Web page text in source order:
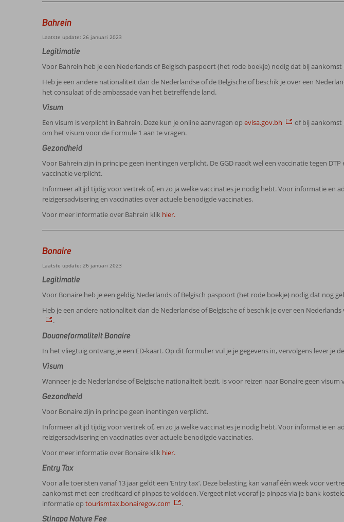
Bahrein
Laatste update: 26 januari 2023
Legitimatie
Voor Bahrein heb je een Nederlands of Belgisch paspoort (het rode boekje) nodig dat bij
Heb je een andere nationaliteit dan de Nederlandse of de Belgische of beschik je over een
het consulaat of de ambassade van het betreffende land.
Visum
Een visum is verplicht in Bahrein. Deze kun je online aanvragen op evisa.gov.bh
of bij aankomst
om het visum voor de Formule 1 aan te vragen.
Gezondheid
Voor Bahrein zijn in principe geen inentingen verplicht. De GGD raadt wel een vaccinatie tegen
vaccinatie verplicht.
Informeer altijd tijdig voor vertrek of, en zo ja welke vaccinaties je nodig hebt. Voor informatie en
reizigersadvisering en vaccinaties over actuele benodigde vaccinaties.
Voor meer informatie over Bahrein klik hier.
Bonaire
Laatste update: 26 januari 2023
Legitimatie
Voor Bonaire heb je een geldig Nederlands of Belgisch paspoort (het rode boekje) nodig dat nog
Heb je een andere nationaliteit dan de Nederlandse of Belgische of beschik je over een
.
Douaneformaliteit Bonaire
In het vliegtuig ontvang je een ED-kaart. Op dit formulier vul je je gegevens in, vervolgens lever je
Visum
Wanneer je de Nederlandse of Belgische nationaliteit bezit, is voor reizen naar Bonaire geen visum
Gezondheid
Voor Bonaire zijn in principe geen inentingen verplicht.
Informeer altijd tijdig voor vertrek of, en zo ja welke vaccinaties je nodig hebt. Voor informatie en
reizigersadvisering en vaccinaties over actuele benodigde vaccinaties.
Voor meer informatie over Bonaire klik hier.
Entry Tax
Voor alle toeristen vanaf 13 jaar geldt een ‘Entry tax’. Deze belasting kan vanaf één week voor
aankomst met een creditcard of pinpas te voldoen. Vergeet niet vooraf je pinpas via je bank
informatie op tourismtax.bonairegov.com .
Stinapa Nature Fee